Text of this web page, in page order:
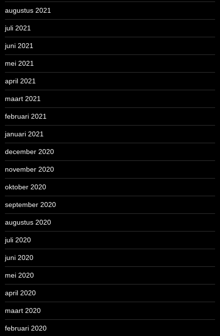
augustus 2021
juli 2021
juni 2021
mei 2021
april 2021
maart 2021
februari 2021
januari 2021
december 2020
november 2020
oktober 2020
september 2020
augustus 2020
juli 2020
juni 2020
mei 2020
april 2020
maart 2020
februari 2020